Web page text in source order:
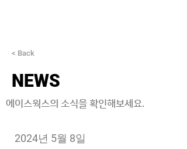
< Back
NEWS
에이스웍스의 소식을 확인해보세요.
2024년 5월 8일